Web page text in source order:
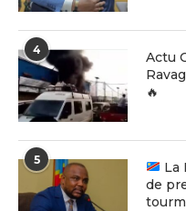
4
Actu
🔥
5
La
de